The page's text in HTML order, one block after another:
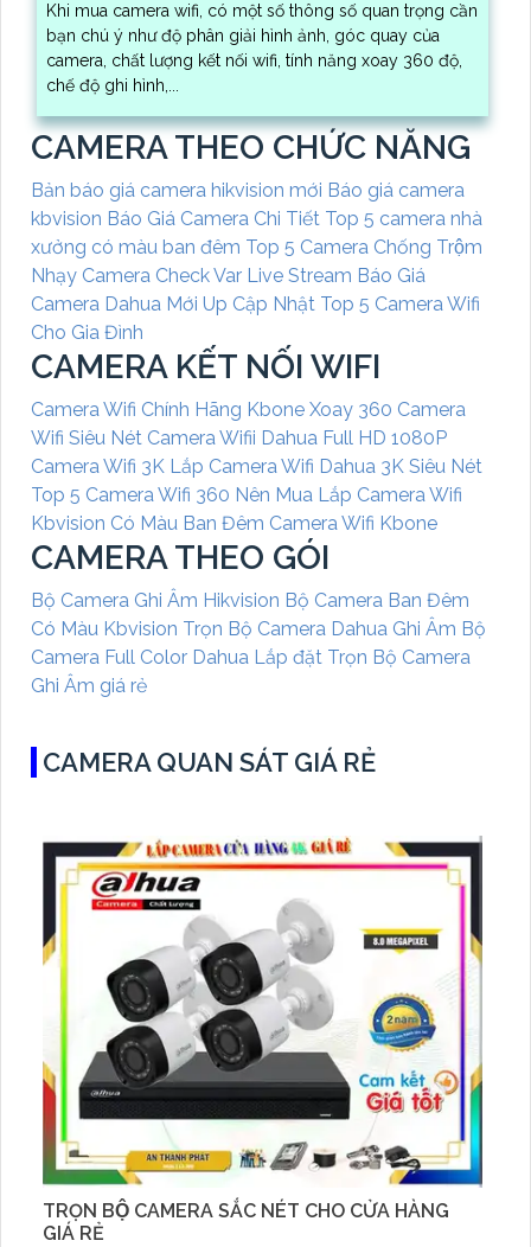
Khi mua camera wifi, có một số thông số quan trọng cần
bạn chú ý như độ phân giải hình ảnh, góc quay của
camera, chất lượng kết nối wifi, tính năng xoay 360 độ,
chế độ ghi hình,...
CAMERA THEO CHỨC NĂNG
Bản báo giá camera hikvision mới Báo giá camera
kbvision Báo Giá Camera Chi Tiết Top 5 camera nhà
xưởng có màu ban đêm Top 5 Camera Chống Trộm
Nhạy Camera Check Var Live Stream Báo Giá
Camera Dahua Mới Up Cập Nhật Top 5 Camera Wifi
Cho Gia Đình
CAMERA KẾT NỐI WIFI
Camera Wifi Chính Hãng Kbone Xoay 360 Camera
Wifi Siêu Nét Camera Wifii Dahua Full HD 1080P
Camera Wifi 3K Lắp Camera Wifi Dahua 3K Siêu Nét
Top 5 Camera Wifi 360 Nên Mua Lắp Camera Wifi
Kbvision Có Màu Ban Đêm Camera Wifi Kbone
CAMERA THEO GÓI
Bộ Camera Ghi Âm Hikvision Bộ Camera Ban Đêm
Có Màu Kbvision Trọn Bộ Camera Dahua Ghi Âm Bộ
Camera Full Color Dahua Lắp đặt Trọn Bộ Camera
Ghi Âm giá rẻ
CAMERA QUAN SÁT GIÁ RẺ
TRỌN BỘ CAMERA SẮC NÉT CHO CỬA HÀNG
GIÁ RẺ